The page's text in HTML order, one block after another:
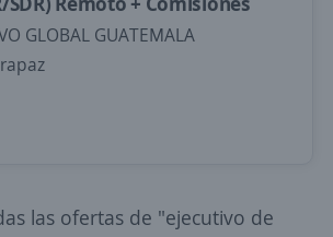
GLOBAL GUATEMALA
las ofertas de "ejecutivo de